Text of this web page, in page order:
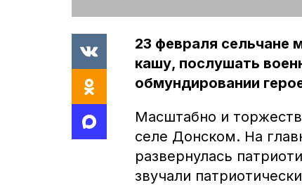
23 февраля сельчане
кашу, послушать
обмундировании
Масштабно и
селе Донском. На
развернулась
звучали